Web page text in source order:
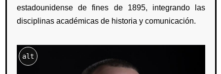
estadounidense de fines de 1895, integrando las
disciplinas académicas de historia y comunicación.
alt